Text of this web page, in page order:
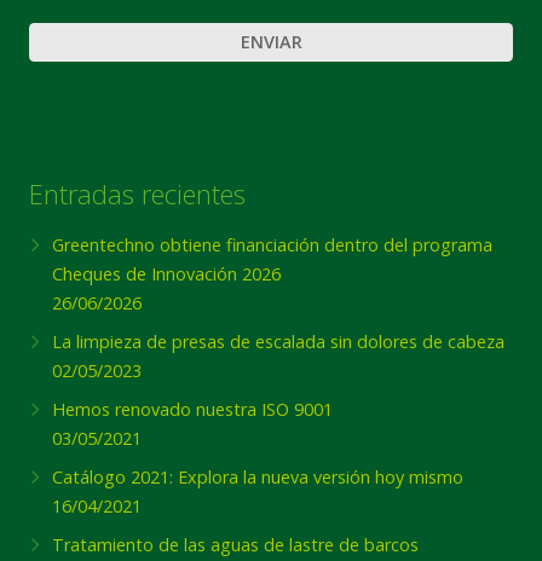
Entradas recientes
Greentechno obtiene financiación dentro del programa
Cheques de Innovación 2026
26/06/2026
La limpieza de presas de escalada sin dolores de cabeza
02/05/2023
Hemos renovado nuestra ISO 9001
03/05/2021
Catálogo 2021: Explora la nueva versión hoy mismo
16/04/2021
Tratamiento de las aguas de lastre de barcos